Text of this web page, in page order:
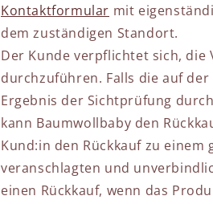
Kontaktformular mit
dem zuständigen Standort.
Der Kunde verpflichtet sich,
durchzuführen. Falls die auf
Ergebnis der Sichtprüfung
kann Baumwollbaby den
Kund:in den Rückkauf zu
veranschlagten und
einen Rückkauf, wenn das